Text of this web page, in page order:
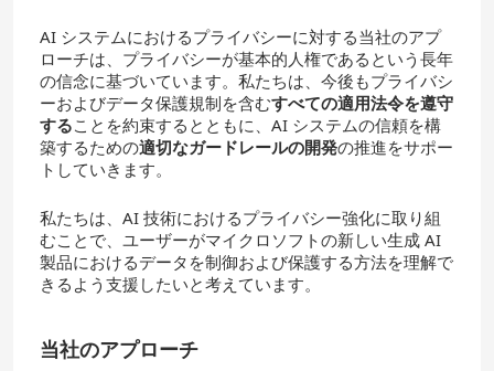
AI システムにおけるプライバシーに対する当社のアプ
ローチは、プライバシーが基本的人権であるという長年
の信念に基づいています。私たちは、今後もプライバシ
ーおよびデータ保護規制を含むすべての適用法令を遵守
することを約束するとともに、AI システムの信頼を構
築するための適切なガードレールの開発の推進をサポー
トしていきます。
私たちは、AI 技術におけるプライバシー強化に取り組
むことで、ユーザーがマイクロソフトの新しい生成 AI
製品におけるデータを制御および保護する方法を理解で
きるよう支援したいと考えています。
当社のアプローチ